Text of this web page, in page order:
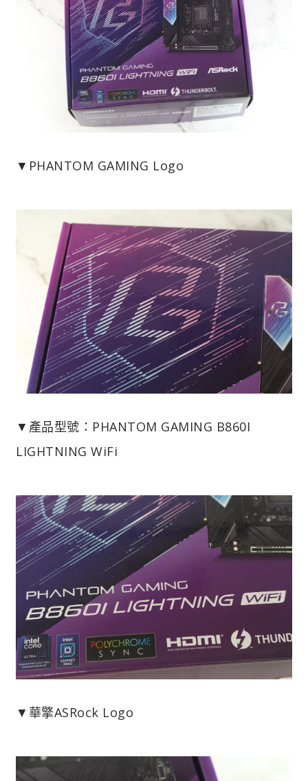
▼PHANTOM GAMING Logo
▼產品型號：PHANTOM GAMING B860I
LIGHTNING WiFi
▼華擎ASRock Logo